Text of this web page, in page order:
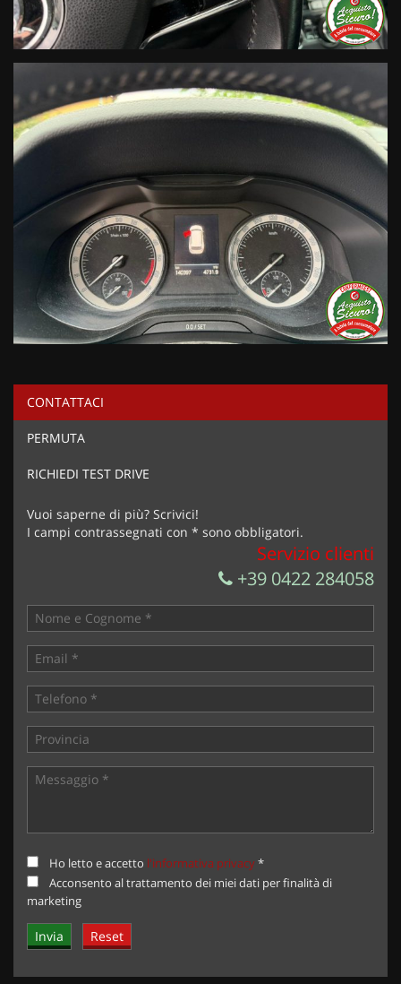
CONTATTACI
PERMUTA
RICHIEDI TEST DRIVE
Vuoi saperne di più? Scrivici!
I campi contrassegnati con * sono obbligatori.
Servizio clienti
+39 0422 284058
Ho letto e accetto l'informativa privacy*
Acconsento al trattamento dei miei dati per finalità di
marketing